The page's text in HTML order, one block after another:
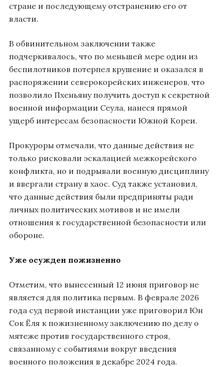
стране и последующему отстранению его от
власти.
В обвинительном заключении также
подчеркивалось, что по меньшей мере один из
беспилотников потерпел крушение и оказался в
распоряжении северокорейских инженеров, что
позволило Пхеньяну получить доступ к секретной
военной информации Сеула, нанеся прямой
ущерб интересам безопасности Южной Кореи.
Прокуроры отмечали, что данные действия не
только рисковали эскалацией межкорейского
конфликта, но и подрывали военную дисциплину
и ввергали страну в хаос. Суд также установил,
что данные действия были предприняты ради
личных политических мотивов и не имели
отношения к государственной безопасности или
обороне.
Уже осужден пожизненно
Отметим, что вынесенный 12 июня приговор не
является для политика первым. В феврале 2026
года суд первой инстанции уже приговорил Юн
Сок Ёля к пожизненному заключению по делу о
мятеже против государственного строя,
связанному с событиями вокруг введения
военного положения в декабре 2024 года.